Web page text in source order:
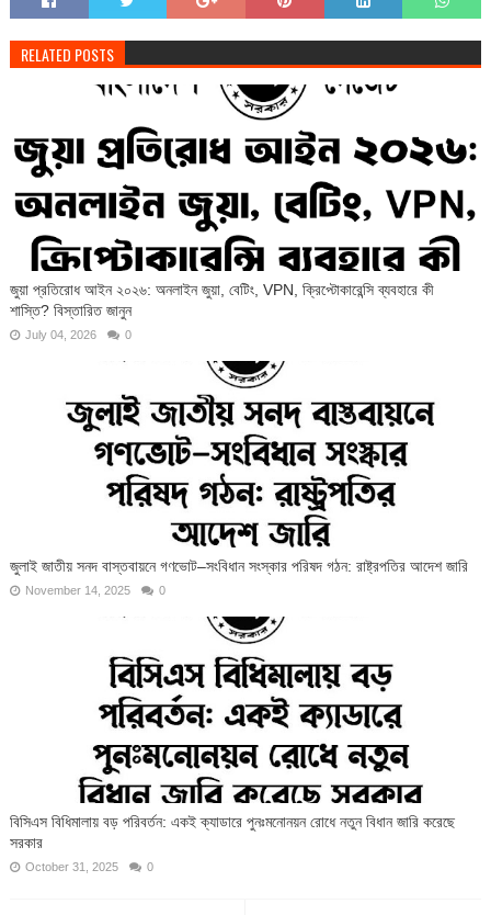
RELATED POSTS
জুয়া প্রতিরোধ আইন ২০২৬: অনলাইন জুয়া, বেটিং, VPN, ক্রিপ্টোকারেন্সি ব্যবহারে কী
শাস্তি? বিস্তারিত জানুন
July 04, 2026 0
জুলাই জাতীয় সনদ বাস্তবায়নে গণভোট–সংবিধান সংস্কার পরিষদ গঠন: রাষ্ট্রপতির আদেশ জারি
November 14, 2025 0
বিসিএস বিধিমালায় বড় পরিবর্তন: একই ক্যাডারে পুনঃমনোনয়ন রোধে নতুন বিধান জারি করেছে
সরকার
October 31, 2025 0